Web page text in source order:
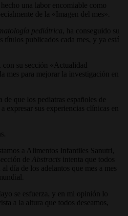
una labor encomiable como
de la «Imagen del mes».
pediátrica , ha conseguido su
títulos publicados cada mes, y ya está
su sección «Actualidad
mes para mejorar la investigación en
que los pediatras españoles de
expresar sus experiencias clínicas en
a Alimentos Infantiles Sanutri,
de
Abstracts intenta que todos
al día de los adelantos que mes a mes
se esfuerza, y en mi opinión lo
a la altura que todos deseamos,